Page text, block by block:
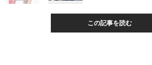
この記事を読む